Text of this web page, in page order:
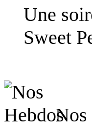
Une
Sweet
Nos